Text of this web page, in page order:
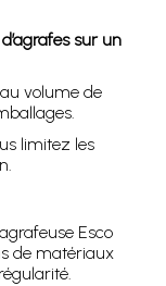
sur un
volume de
limitez les
Esco
de matériaux